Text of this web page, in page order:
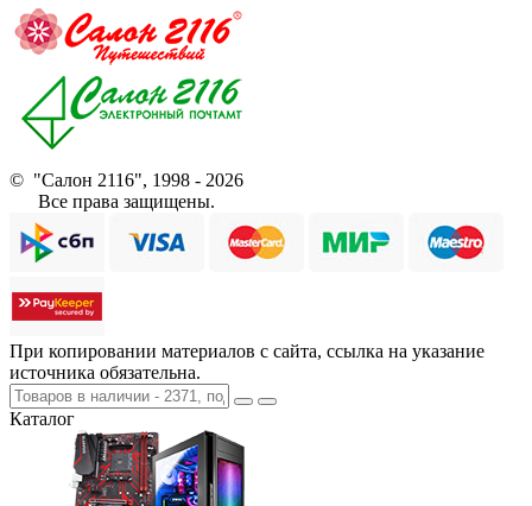
© "Салон 2116", 1998 - 2026
Все права защищены.
При копировании материалов с сайта, ссылка на указание
источника обязательна.
Каталог